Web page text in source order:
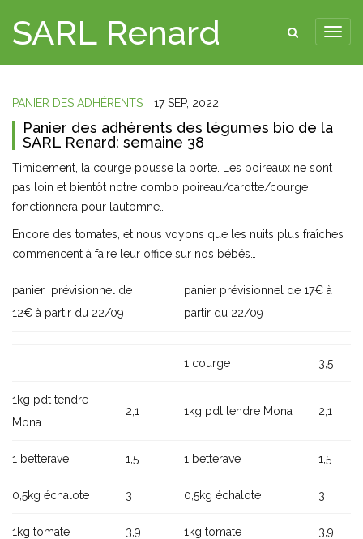
SARL Renard
PANIER DES ADHÉRENTS 17 SEP, 2022
Panier des adhérents des légumes bio de la
SARL Renard: semaine 38
Timidement, la courge pousse la porte. Les poireaux ne sont
pas loin et bientôt notre combo poireau/carotte/courge
fonctionnera pour l’automne…
Encore des tomates, et nous voyons que les nuits plus fraîches
commencent à faire leur office sur nos bébés…
panier prévisionnel de
12€ à partir du 22/09
panier prévisionnel de 17€ à
partir du 22/09
1 courge 3,5
1kg pdt tendre
Mona
2,1 1kg pdt tendre Mona 2,1
1 betterave 1,5 1 betterave 1,5
0,5kg échalote 3 0,5kg échalote 3
1kg tomate 3,9 1kg tomate 3,9